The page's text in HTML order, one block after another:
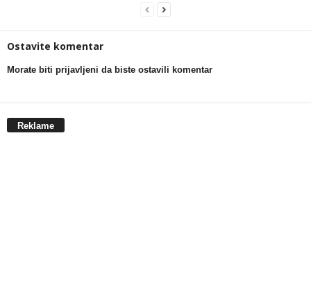
Ostavite komentar
Morate biti prijavljeni da biste ostavili komentar
Reklame